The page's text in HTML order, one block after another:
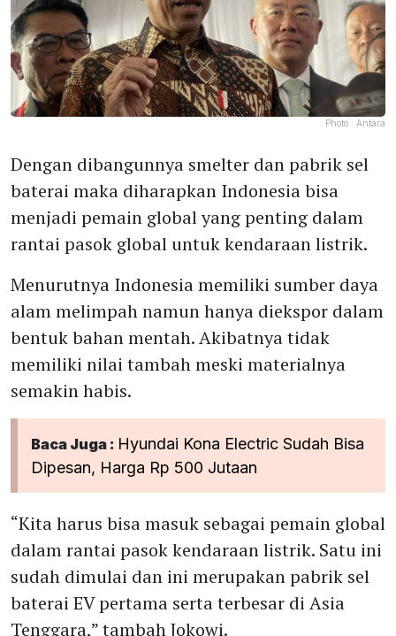
Photo : Antara
Dengan dibangunnya smelter dan pabrik sel
baterai maka diharapkan Indonesia bisa
menjadi pemain global yang penting dalam
rantai pasok global untuk kendaraan listrik.
Menurutnya Indonesia memiliki sumber daya
alam melimpah namun hanya diekspor dalam
bentuk bahan mentah. Akibatnya tidak
memiliki nilai tambah meski materialnya
semakin habis.
Baca Juga : Hyundai Kona Electric Sudah Bisa
Dipesan, Harga Rp 500 Jutaan
“Kita harus bisa masuk sebagai pemain global
dalam rantai pasok kendaraan listrik. Satu ini
sudah dimulai dan ini merupakan pabrik sel
baterai EV pertama serta terbesar di Asia
Tenggara,” tambah Jokowi.